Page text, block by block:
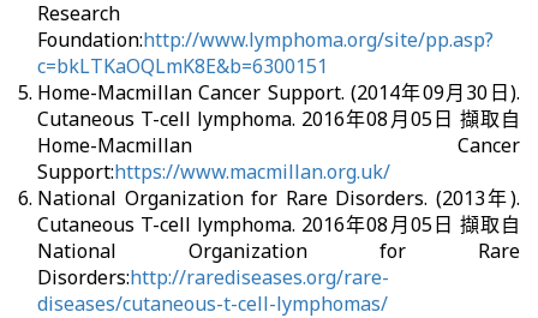
Research
Foundation:http://www.lymphoma.org/site/pp.asp?
c=bkLTKaOQLmK8E&b=6300151
Home-Macmillan Cancer Support. (2014年09月30日).
Cutaneous T-cell lymphoma. 2016年08月05日 擷取自
Home-Macmillan Cancer
Support:https://www.macmillan.org.uk/
National Organization for Rare Disorders. (2013年).
Cutaneous T-cell lymphoma. 2016年08月05日 擷取自
National Organization for Rare
Disorders:http://rarediseases.org/rare-
diseases/cutaneous-t-cell-lymphomas/